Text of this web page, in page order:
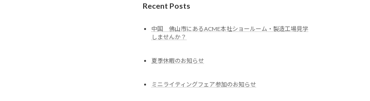
Recent Posts
中国 佛山市にあるACME本社ショールーム・製造工場見学
しませんか？
夏季休暇のお知らせ
ミニライティングフェア参加のお知らせ